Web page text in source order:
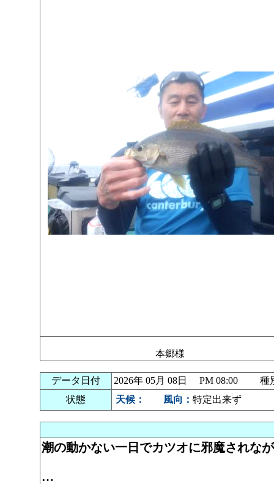
本郷様
データ日付
2026年 05月 08日 PM 08:00 種
状態
天候： 風向： 特定出来ず
潮の動かない一日でカツオに邪魔されな
…